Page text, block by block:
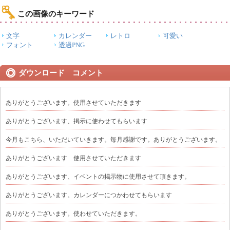
この画像のキーワード
文字 カレンダー レトロ
可愛い
フォント
透過PNG
ダウンロード コメント
ありがとうございます。使用させていただきます
ありがとうございます、掲示に使わせてもらいます
今月もこちら、いただいていきます。毎月感謝です。ありがとうございます。
ありがとうございます 使用させていただきます
ありがとうございます、イベントの掲示物に使用させて頂きます。
ありがとうございます。カレンダーにつかわせてもらいます
ありがとうございます。使わせていただきます。